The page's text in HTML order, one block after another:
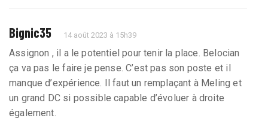
Bignic35 14 août 2023 à 15h39
Assignon , il a le potentiel pour tenir la place. Belocian
ça va pas le faire je pense. C’est pas son poste et il
manque d’expérience. Il faut un remplaçant à Meling et
un grand DC si possible capable d’évoluer à droite
également.